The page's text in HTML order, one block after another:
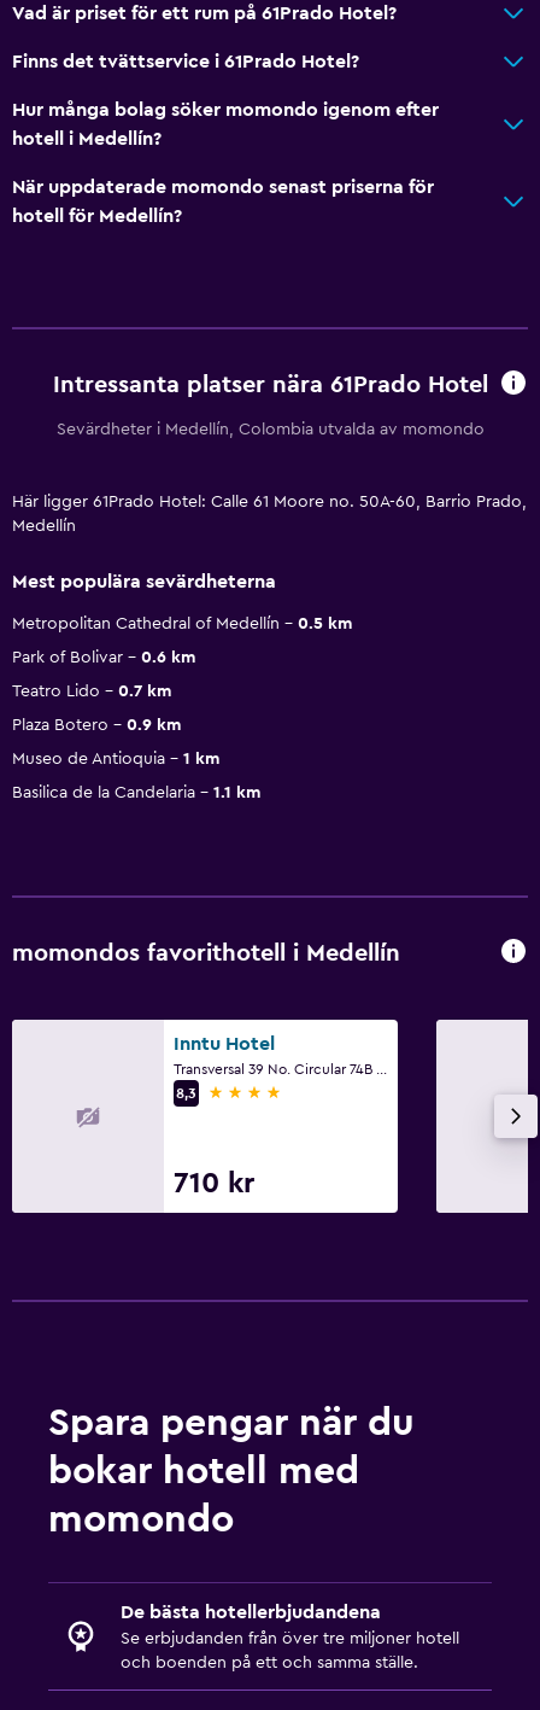
Vad är priset för ett rum på 61Prado Hotel?
Finns det tvättservice i 61Prado Hotel?
Hur många bolag söker momondo igenom efter
hotell i Medellín?
När uppdaterade momondo senast priserna för
hotell för Medellín?
Intressanta platser nära 61Prado Hotel
Sevärdheter i Medellín, Colombia utvalda av momondo
Här ligger 61Prado Hotel: Calle 61 Moore no. 50A-60, Barrio Prado,
Medellín
Mest populära sevärdheterna
Metropolitan Cathedral of Medellín
0.5 km
Park of Bolivar
0.6 km
Teatro Lido
0.7 km
Plaza Botero
0.9 km
Museo de Antioquia
1 km
Basilica de la Candelaria
1.1 km
momondos favorithotell i Medellín
Inntu Hotel
8,3
4 stjärnor
710 kr
Spara pengar när du
bokar hotell med
momondo
De bästa hotellerbjudandena
Se erbjudanden från över tre miljoner hotell
och boenden på ett och samma ställe.